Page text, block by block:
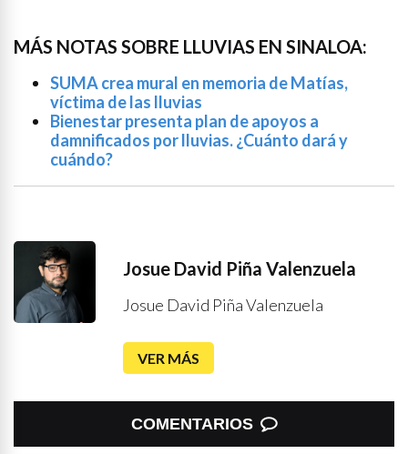
MÁS NOTAS SOBRE LLUVIAS EN SINALOA:
SUMA crea mural en memoria de Matías,
víctima de las lluvias
Bienestar presenta plan de apoyos a
damnificados por lluvias. ¿Cuánto dará y
cuándo?
Josue David Piña Valenzuela
Josue David Piña Valenzuela
VER MÁS
COMENTARIOS